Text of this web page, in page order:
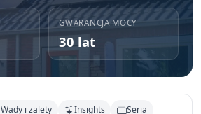
GWARANCJA MOCY
30 lat
Wady i zalety Insights
Seria